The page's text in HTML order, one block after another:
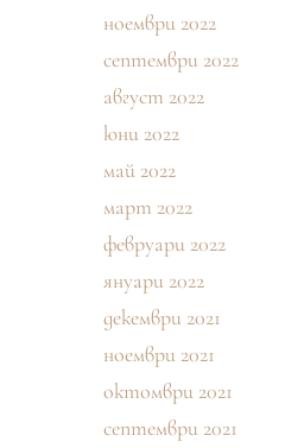
ноември 2022
септември 2022
август 2022
юни 2022
май 2022
март 2022
февруари 2022
януари 2022
декември 2021
ноември 2021
октомври 2021
септември 2021